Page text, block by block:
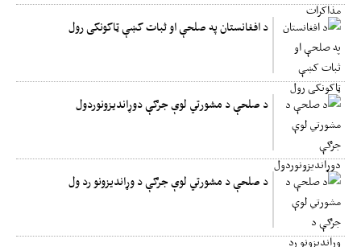
د افغانستان په صلحې او ثبات کښې ټاکونکی رول
د صلحې د مشورتي لوې جرګې دوړاندیزونوردول
د صلحې د مشورتي لوې جرګې د وړاندیزونو رد ول